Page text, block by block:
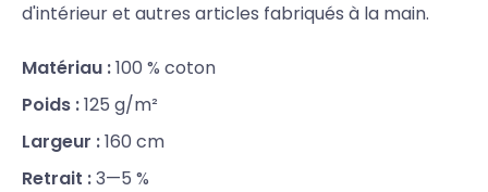
d'intérieur et autres articles fabriqués à la main.
Matériau :100 % coton
Poids :125 g/m²
Largeur :160 cm
Retrait :3—5 %